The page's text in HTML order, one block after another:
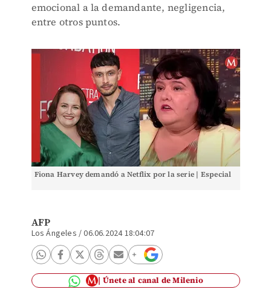
emocional a la demandante, negligencia,
entre otros puntos.
Fiona Harvey demandó a Netflix por la serie | Especial
AFP
Los Ángeles /06.06.2024 18:04:07
Únete al canal de Milenio